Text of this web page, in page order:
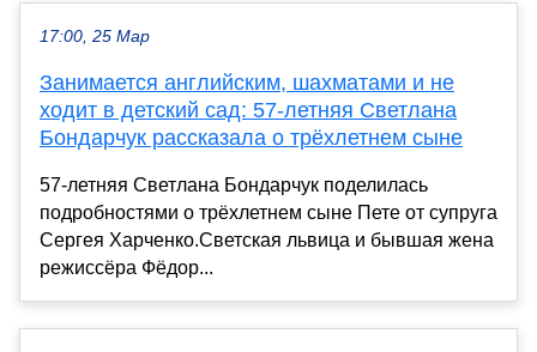
17:00, 25 Мар
Занимается английским, шахматами и не
ходит в детский сад: 57-летняя Светлана
Бондарчук рассказала о трёхлетнем сыне
57-летняя Светлана Бондарчук поделилась
подробностями о трёхлетнем сыне Пете от супруга
Сергея Харченко.Светская львица и бывшая жена
режиссёра Фёдор...